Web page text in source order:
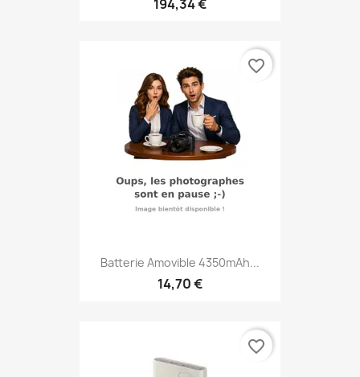
194,34 €
Batterie Amovible 4350mAh...
14,70 €
favorite_border
favorite_border